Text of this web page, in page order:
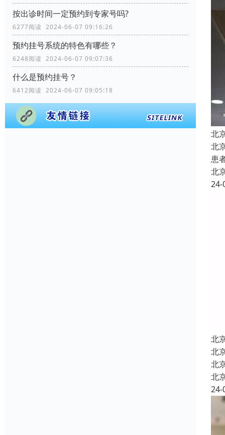
按出诊时间一定预约到专家号吗?
6277阅读 2024-06-07 09:16:26
预约挂号系统的特色有哪些？
6248阅读 2024-06-07 09:07:36
什么是预约挂号？
6412阅读 2024-06-07 09:05:18
北
北
患
北
24-
北
北
北
北
24-